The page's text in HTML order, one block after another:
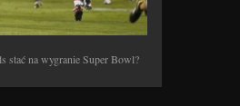
stać na wygranie Super Bowl?